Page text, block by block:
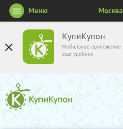
КупиКупон
Мобильное приложение
ещё удобнее
Меню Москва